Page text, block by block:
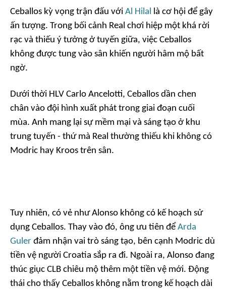
Ceballos kỳ vọng trận đấu với Al Hilal
là cơ hội để gây
ấn tượng. Trong bối cảnh Real chơi hiệp một khá rời
rạc và thiếu ý tưởng ở tuyến giữa, việc Ceballos
không được tung vào sân khiến người hâm mộ bất
ngờ.
Dưới thời HLV Carlo Ancelotti, Ceballos dần chen
chân vào đội hình xuất phát trong giai đoạn cuối
mùa. Anh mang lại sự mềm mại và sáng tạo ở khu
trung tuyến - thứ mà Real thường thiếu khi không có
Modric hay Kroos trên sân.
Tuy nhiên, có vẻ như Alonso không có kế hoạch sử
dụng Ceballos. Thay vào đó, ông ưu tiên để Arda
Guler đảm nhận vai trò sáng tạo, bên cạnh Modric dù
tiền vệ người Croatia sắp ra đi. Ngoài ra, Alonso đang
thúc giục CLB chiêu mộ thêm một tiền vệ mới. Động
thái cho thấy Ceballos không nằm trong kế hoạch dài